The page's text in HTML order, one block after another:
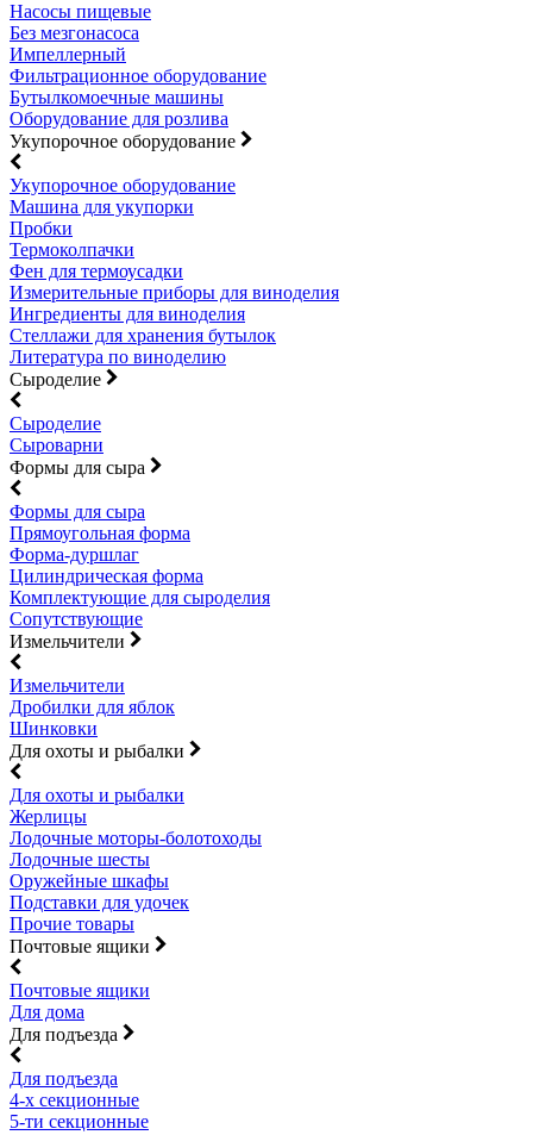
Насосы пищевые
Без мезгонасоса
Импеллерный
Фильтрационное оборудование
Бутылкомоечные машины
Оборудование для розлива
Укупорочное оборудование
Укупорочное оборудование
Машина для укупорки
Пробки
Термоколпачки
Фен для термоусадки
Измерительные приборы для виноделия
Ингредиенты для виноделия
Стеллажи для хранения бутылок
Литература по виноделию
Сыроделие
Сыроделие
Сыроварни
Формы для сыра
Формы для сыра
Прямоугольная форма
Форма-дуршлаг
Цилиндрическая форма
Комплектующие для сыроделия
Сопутствующие
Измельчители
Измельчители
Дробилки для яблок
Шинковки
Для охоты и рыбалки
Для охоты и рыбалки
Жерлицы
Лодочные моторы-болотоходы
Лодочные шесты
Оружейные шкафы
Подставки для удочек
Прочие товары
Почтовые ящики
Почтовые ящики
Для дома
Для подъезда
Для подъезда
4-х секционные
5-ти секционные